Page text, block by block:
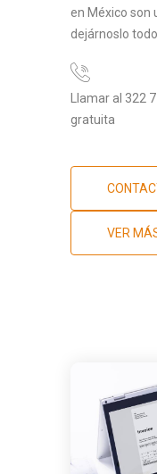
en México son
dejárnoslo
Llamar al 322
gratuita
VER